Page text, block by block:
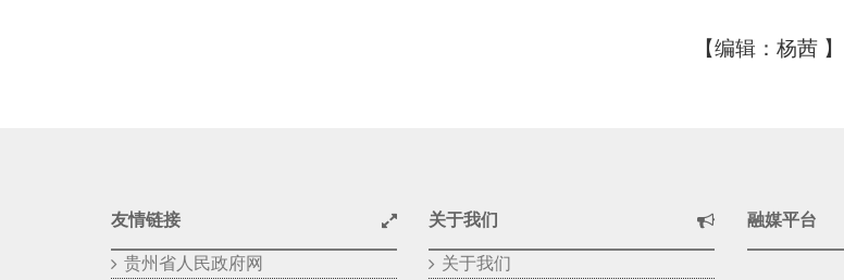
【编辑：杨茜 】
友情链接
贵州省人民政府网
关于我们
关于我们
融媒平台